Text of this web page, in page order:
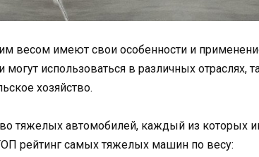
весом имеют свои особенности и
использоваться в различных отраслях,
хозяйство.
тяжелых автомобилей, каждый из которых
рейтинг самых тяжелых машин по весу: